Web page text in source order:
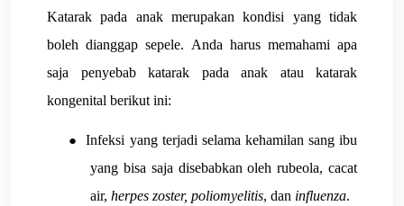
Katarak pada anak merupakan kondisi yang tidak
boleh dianggap sepele. Anda harus memahami apa
saja penyebab katarak pada anak atau katarak
kongenital berikut ini:
●
Infeksi yang terjadi selama kehamilan sang ibu
yang bisa saja disebabkan oleh rubeola, cacat
air, herpes zoster, poliomyelitis, dan influenza.